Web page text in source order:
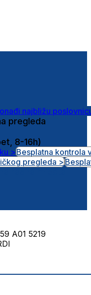
najbližu
pregleda
8-16h)
>Besplatna kontrola
pregleda >
A01 5219